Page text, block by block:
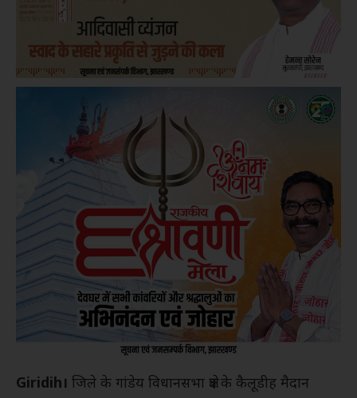
Giridih। जिले के गांडेय विधानसभा क्षेत्र के कैलूडीह मैदान